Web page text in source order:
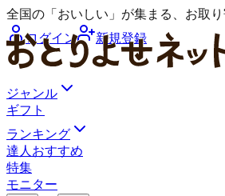
全国の「おいしい」が集まる、お取
ログイン
新規登録
ジャンル
ギフト
ランキング
達人おすすめ
特集
モニター